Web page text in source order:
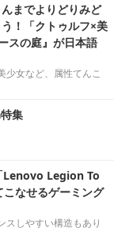
までよりどりみど
！「クトゥルフ×美
スの庭』が日本語
少女など、属性てんこ
集
Lenovo Legion To
なせるゲーミング
スしやすい構造もあり